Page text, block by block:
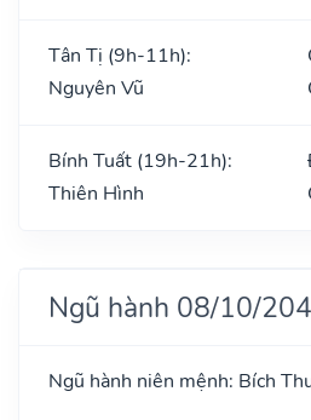
Tân Tị (9h-11h):
Nguyên Vũ
Bính Tuất (19h-21h):
Thiên Hình
Ngũ hành 08/10/
Ngũ hành niên mệnh: Bích